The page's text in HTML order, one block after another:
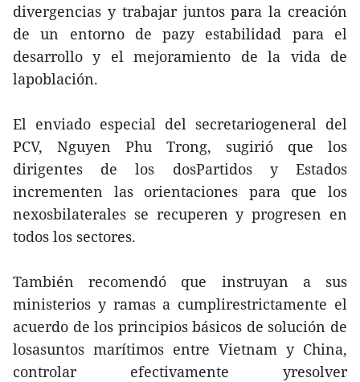
divergencias y trabajar juntos para la creación
de un entorno de pazy estabilidad para el
desarrollo y el mejoramiento de la vida de
lapoblación.
El enviado especial del secretariogeneral del
PCV, Nguyen Phu Trong, sugirió que los
dirigentes de los dosPartidos y Estados
incrementen las orientaciones para que los
nexosbilaterales se recuperen y progresen en
todos los sectores.
También recomendó que instruyan a sus
ministerios y ramas a cumplirestrictamente el
acuerdo de los principios básicos de solución de
losasuntos marítimos entre Vietnam y China,
controlar efectivamente yresolver